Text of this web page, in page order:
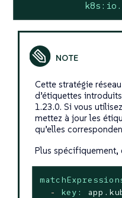
Cette stratégie
d’étiquettes
1.23.0. Si vous
mettez à jour les
qu’elles
Plus spécifiquement,
-
key: